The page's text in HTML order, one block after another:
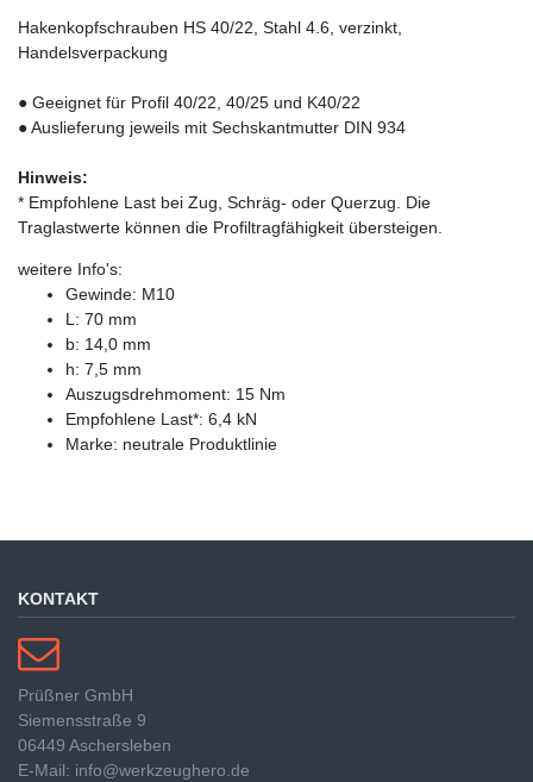
Hakenkopfschrauben HS 40/22, Stahl 4.6, verzinkt,
Handelsverpackung
● Geeignet für Profil 40/22, 40/25 und K40/22
● Auslieferung jeweils mit Sechskantmutter DIN 934
Hinweis:
* Empfohlene Last bei Zug, Schräg- oder Querzug. Die
Traglastwerte können die Profiltragfähigkeit übersteigen.
weitere Info's:
Gewinde: M10
L: 70 mm
b: 14,0 mm
h: 7,5 mm
Auszugsdrehmoment: 15 Nm
Empfohlene Last*: 6,4 kN
Marke: neutrale Produktlinie
KONTAKT
Prüßner GmbH
Siemensstraße 9
06449 Aschersleben
E-Mail: info@werkzeughero.de